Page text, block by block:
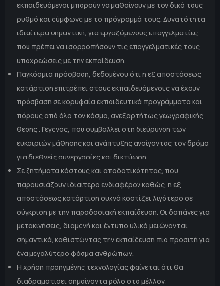
εκπαιδευόμενοι μπορούν να μαθαίνουν με τον δικό τους
ρυθμό και σύμφωνα με το πρόγραμμά τους. Δυνατότητα
ιδιαίτερα σημαντική, για εργαζόμενους επαγγελματίες
που πρέπει να ισορροπήσουν τις επαγγελματικές τους
υποχρεώσεις με την εκπαίδευση.
Παγκόσμια πρόσβαση, δεδομένου ότι η εξ αποστάσεως
κατάρτιση επιτρέπει στους εκπαιδευόμενους να έχουν
πρόσβαση σε κορυφαία εκπαιδευτικά προγράμματα και
πόρους από όλο τον κόσμο, ανεξαρτήτως γεωγραφικής
θέσης . Γεγονός, που συμβάλλει στη διεύρυνση των
ευκαιριών μάθησης και ανάπτυξης ανοίγοντας τον δρόμο
για διεθνείς συνεργασίες και δικτύωση.
Σε ζητήματα κόστους και αποδοτικότητας, που
παρουσιάζουν ιδιαίτερο ενδιαφέρον καθώς, η εξ
αποστάσεως κατάρτιση συχνά κοστίζει λιγότερο σε
σύγκριση με την παραδοσιακή εκπαίδευση. Οι δαπάνες για
μετακινήσεις, διαμονή και έντυπο υλικό μειώνονται
σημαντικά, καθιστώντας την εκπαίδευση πιο προσιτή για
ένα μεγαλύτερο φάσμα ανθρώπων.
Η χρήση προηγμένης τεχνολογίας φαίνεται ότι θα
διαδραματίσει σημαίνοντα ρόλο στο μέλλον,